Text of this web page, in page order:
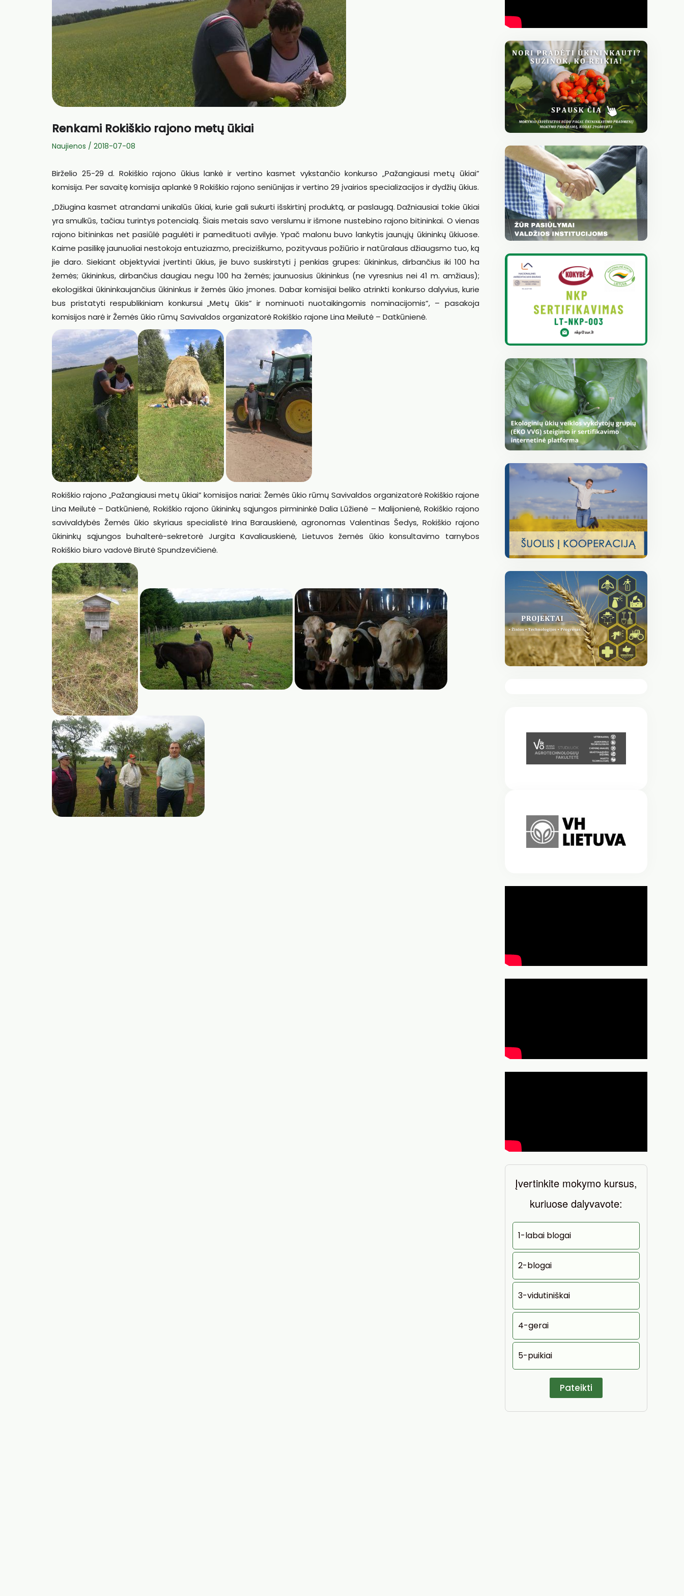
Renkami Rokiškio rajono metų ūkiai
Naujienos / 2018-07-08
Birželio 25-29 d. Rokiškio rajono ūkius lankė ir vertino kasmet vykstančio konkurso „Pažangiausi metų ūkiai”
komisija. Per savaitę komisija aplankė 9 Rokiškio rajono seniūnijas ir vertino 29 įvairios specializacijos ir dydžių ūkius.
„Džiugina kasmet atrandami unikalūs ūkiai, kurie gali sukurti išskirtinį produktą, ar paslaugą. Dažniausiai tokie ūkiai
yra smulkūs, tačiau turintys potencialą. Šiais metais savo verslumu ir išmone nustebino rajono bitininkai. O vienas
rajono bitininkas net pasiūlė pagulėti ir pamedituoti avilyje. Ypač malonu buvo lankytis jaunųjų ūkininkų ūkiuose.
Kaime pasilikę jaunuoliai nestokoja entuziazmo, preciziškumo, pozityvaus požiūrio ir natūralaus džiaugsmo tuo, ką
jie daro. Siekiant objektyviai įvertinti ūkius, jie buvo suskirstyti į penkias grupes: ūkininkus, dirbančius iki 100 ha
žemės; ūkininkus, dirbančius daugiau negu 100 ha žemės; jaunuosius ūkininkus (ne vyresnius nei 41 m. amžiaus);
ekologiškai ūkininkaujančius ūkininkus ir žemės ūkio įmones. Dabar komisijai beliko atrinkti konkurso dalyvius, kurie
bus pristatyti respublikiniam konkursui „Metų ūkis” ir nominuoti nuotaikingomis nominacijomis“, – pasakoja
komisijos narė ir Žemės ūkio rūmų Savivaldos organizatorė Rokiškio rajone Lina Meilutė – Datkūnienė.
Rokiškio rajono „Pažangiausi metų ūkiai” komisijos nariai: Žemės ūkio rūmų Savivaldos organizatorė Rokiškio rajone
Lina Meilutė – Datkūnienė, Rokiškio rajono ūkininkų sąjungos pirmininkė Dalia Lūžienė – Malijonienė, Rokiškio rajono
savivaldybės Žemės ūkio skyriaus specialistė Irina Barauskienė, agronomas Valentinas Šedys, Rokiškio rajono
ūkininkų sąjungos buhalterė-sekretorė Jurgita Kavaliauskienė, Lietuvos žemės ūkio konsultavimo tarnybos
Rokiškio biuro vadovė Birutė Spundzevičienė.
Įvertinkite mokymo kursus,
kuriuose dalyvavote:
1-labai blogai
2-blogai
3-vidutiniškai
4-gerai
5-puikiai